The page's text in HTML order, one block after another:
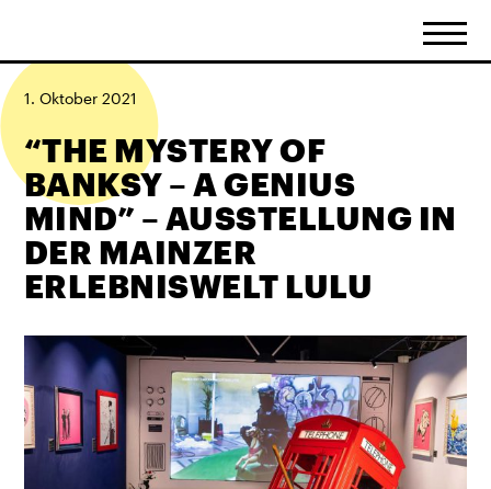
1. Oktober 2021
“THE MYSTERY OF
BANKSY – A GENIUS
MIND” – AUSSTELLUNG IN
DER MAINZER
ERLEBNISWELT LULU